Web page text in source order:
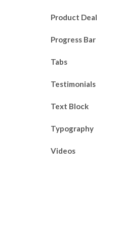
Product Deal
Progress Bar
Tabs
Testimonials
Text Block
Typography
Videos